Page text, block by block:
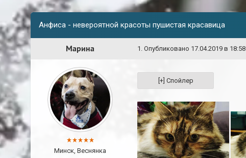
Анфиса - невероятной красоты пушистая красавица
Марина 1 . Опубликовано 17.04.2019 в 18:58
Минск, Веснянка